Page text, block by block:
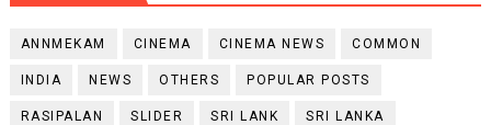
ANNMEKAM CINEMA CINEMA NEWS COMMON
INDIA NEWS OTHERS POPULAR POSTS
RASIPALAN SLIDER SRI LANK SRI LANKA